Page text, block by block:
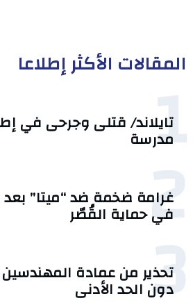
المقالات الأكثر إطلاعا
1
تايلاند/ قتلى وجرحى في
مدرسة
2
غرامة ضخمة ضد “ميتا” بعد
في حماية القُصّر
3
تحذير من عمادة المهندسين
دون الحد الأدنى